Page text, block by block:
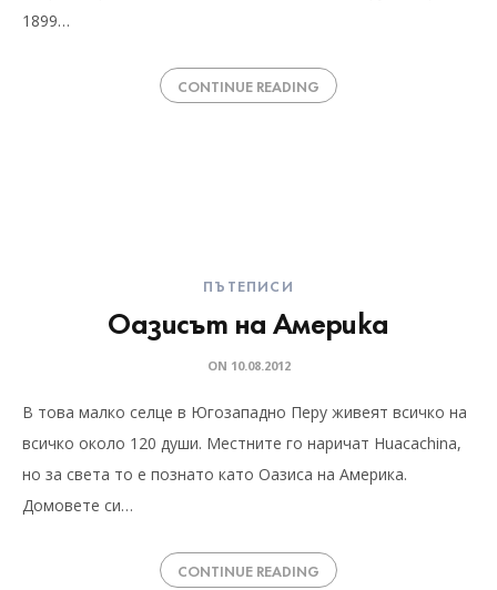
1899…
CONTINUE READING
ПЪТЕПИСИ
Оазисът на Америка
ON 10.08.2012
В това малко селце в Югозападно Перу живеят всичко на
всичко около 120 души. Местните го наричат Huacachina,
но за света то е познато като Оазиса на Америка.
Домовете си…
CONTINUE READING